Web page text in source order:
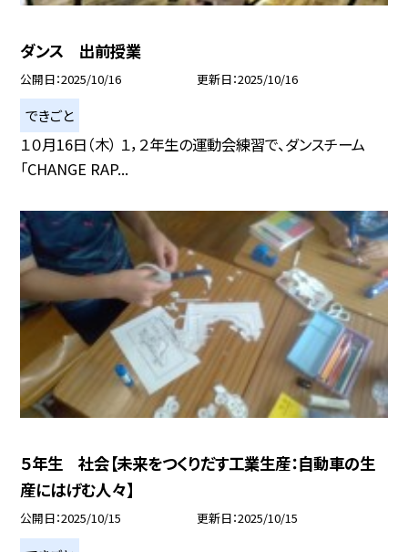
ダンス 出前授業
公開日 2025/10/16 更新日 2025/10/16
できごと
１０月16日（木） １，２年生の運動会練習で、ダンスチーム
「CHANGE RAP...
５年生 社会【未来をつくりだす工業生産：自動車の生
産にはげむ人々】
公開日 2025/10/15 更新日 2025/10/15